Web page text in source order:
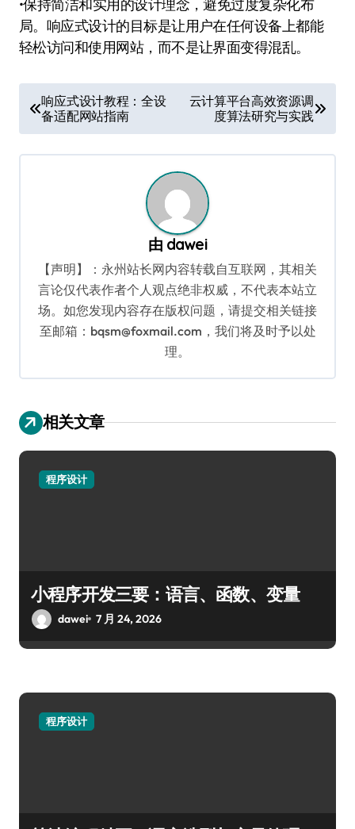
•保持简洁和实用的设计理念，避免过度复杂化布
局。响应式设计的目标是让用户在任何设备上都能
轻松访问和使用网站，而不是让界面变得混乱。
章
导
响应式设计教程：全设
备适配网站指南
云计算平台高效资源调
度算法研究与实践
由 dawei
【声明】：永州站长网内容转载自互联网，其相关
言论仅代表作者个人观点绝非权威，不代表本站立
场。如您发现内容存在版权问题，请提交相关链接
至邮箱：bqsm@foxmail.com，我们将及时予以处
理。
相关文章
程序设计
小程序开发三要：语言、函数、变量
dawei 7 月 24, 2026
程序设计